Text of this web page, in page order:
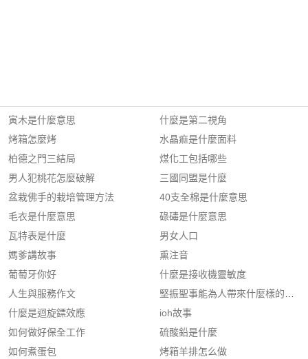
寅木是什麼意思
烤箱怎麼烤
柏德之門三結局
男人犯桃花怎麼破解
盆栽佛手的栽培管理方法
毛衣是什麼意思
瓦特表是什麼
媽爹講故事
葡萄牙你好
人生與服務作文
什麼是迴旋鏢效應
如何做好保全工作
如何煮蛋包
什麼是第二視角
水晶痲是什麼面料
煤化工包括哪些
三國同盟是什麼
40支全棉是什麼意思
碌碡是什麼意思
男女人口
熏注音
什麼是接收機靈敏度
堅振聖事能為人帶來什麼樣的效果
ioh故事
硫酸鉛是什麼
烤箱羊排怎么做